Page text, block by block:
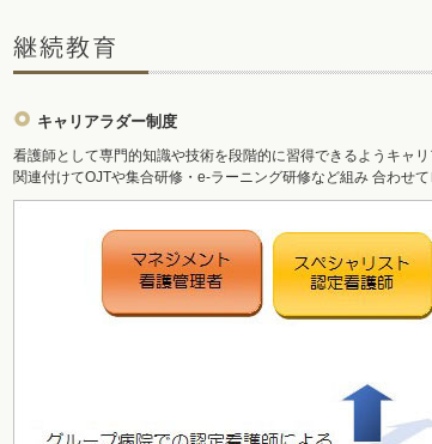
キャリアラダー制度
看護師として専門的知識や技術を段階的に習得できるようキャ
関連付けてOJTや集合研修・e-ラーニング研修など組み 合わせ